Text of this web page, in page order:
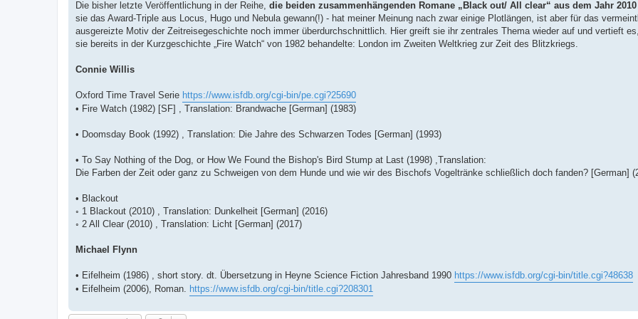
Die bisher letzte Veröffentlichung in der Reihe, die beiden zusammenhängenden Romane „Black out/ All clear“ aus dem Jahr 2010
sie das Award-Triple aus Locus, Hugo und Nebula gewann(!) - hat meiner Meinung nach zwar einige Plotlängen, ist aber für das
ausgereizte Motiv der Zeitreisegeschichte noch immer überdurchschnittlich. Hier greift sie ihr zentrales Thema wieder auf und vertieft
sie bereits in der Kurzgeschichte „Fire Watch“ von 1982 behandelte: London im Zweiten Weltkrieg zur Zeit des Blitzkriegs.
Connie Willis
Oxford Time Travel Serie https://www.isfdb.org/cgi-bin/pe.cgi?25690
• Fire Watch (1982) [SF] , Translation: Brandwache [German] (1983)
• Doomsday Book (1992) , Translation: Die Jahre des Schwarzen Todes [German] (1993)
• To Say Nothing of the Dog, or How We Found the Bishop's Bird Stump at Last (1998) ,Translation:
Die Farben der Zeit oder ganz zu Schweigen von dem Hunde und wie wir des Bischofs Vogeltränke schließlich doch fanden? [German]
• Blackout
◦ 1 Blackout (2010) , Translation: Dunkelheit [German] (2016)
◦ 2 All Clear (2010) , Translation: Licht [German] (2017)
Michael Flynn
• Eifelheim (1986) , short story. dt. Übersetzung in Heyne Science Fiction Jahresband 1990 https://www.isfdb.org/cgi-bin/title.cgi?48638
• Eifelheim (2006), Roman. https://www.isfdb.org/cgi-bin/title.cgi?208301